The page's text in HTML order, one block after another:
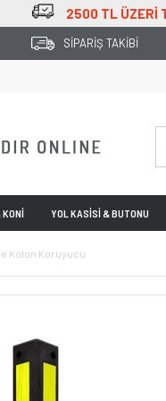
TL ÜZERİ TÜM
SİPARİŞ TAKİBİ
YOL KASİSİ & BUTONU
Kolon Koruyucu